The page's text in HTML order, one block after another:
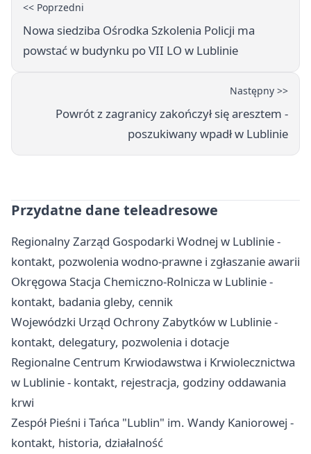
<< Poprzedni
Nowa siedziba Ośrodka Szkolenia Policji ma
powstać w budynku po VII LO w Lublinie
Następny >>
Powrót z zagranicy zakończył się aresztem -
poszukiwany wpadł w Lublinie
Przydatne dane teleadresowe
Regionalny Zarząd Gospodarki Wodnej w Lublinie -
kontakt, pozwolenia wodno-prawne i zgłaszanie awarii
Okręgowa Stacja Chemiczno-Rolnicza w Lublinie -
kontakt, badania gleby, cennik
Wojewódzki Urząd Ochrony Zabytków w Lublinie -
kontakt, delegatury, pozwolenia i dotacje
Regionalne Centrum Krwiodawstwa i Krwiolecznictwa
w Lublinie - kontakt, rejestracja, godziny oddawania
krwi
Zespół Pieśni i Tańca "Lublin" im. Wandy Kaniorowej -
kontakt, historia, działalność